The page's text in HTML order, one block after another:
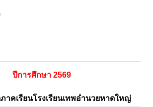
ปีการศึกษา 2569
าคเรียนโรงเรียนเทพอำนวยหาดใหญ่